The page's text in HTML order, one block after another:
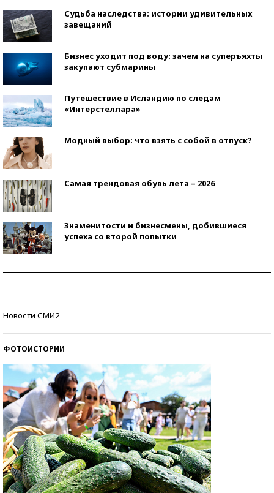
Судьба наследства: истории удивительных
завещаний
Бизнес уходит под воду: зачем на суперъяхты
закупают субмарины
Путешествие в Исландию по следам
«Интерстеллара»
Модный выбор: что взять с собой в отпуск?
Самая трендовая обувь лета – 2026
Знаменитости и бизнесмены, добившиеся
успеха со второй попытки
Новости СМИ2
ФОТОИСТОРИИ